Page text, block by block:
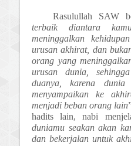
Rasulullah SAW
terbaik diantara
meninggalkan
urusan akhirat, dan
orang yang
urusan dunia,
duanya, karena
menyampaikan ke
menjadi beban orang lain
hadits lain, nabi
duniamu seakan akan
dan bekerjalan untuk